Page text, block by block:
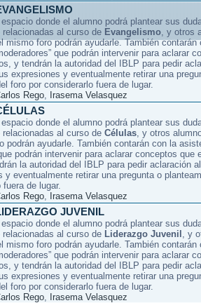
donde el alumno podrá plantear sus
al curso de Evangelismo , y otros
mismo foro podrán ayudarle. También contarán
que podrán intervenir para aclarar
y tendrán la autoridad del IBLP para pedir
expresiones y eventualmente retirar una
foro por considerarlo fuera de lugar.
Rego Irasema Velasquez
donde el alumno podrá plantear sus
al curso de Células , y otros
podrán ayudarle. También contarán con la
podrán intervenir para aclarar conceptos que
la autoridad del IBLP para pedir aclaración
y eventualmente retirar una pregunta o
de lugar.
Rego Irasema Velasquez
JUVENIL
donde el alumno podrá plantear sus
al curso de Liderazgo Juvenil , y
mismo foro podrán ayudarle. También contarán
que podrán intervenir para aclarar
y tendrán la autoridad del IBLP para pedir
expresiones y eventualmente retirar una
foro por considerarlo fuera de lugar.
Rego Irasema Velasquez